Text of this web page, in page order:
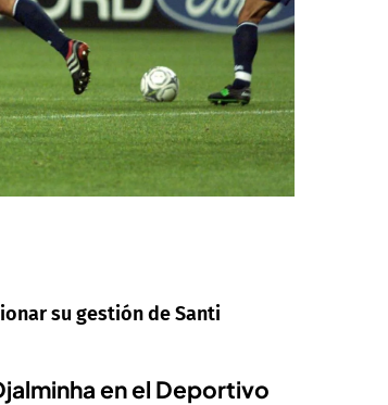
su gestión de Santi
en el Deportivo